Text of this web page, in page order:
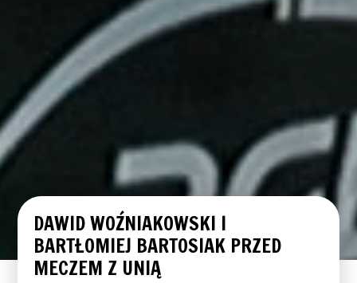
DAWID WOŹNIAKOWSKI I
BARTŁOMIEJ BARTOSIAK PRZED
MECZEM Z UNIĄ